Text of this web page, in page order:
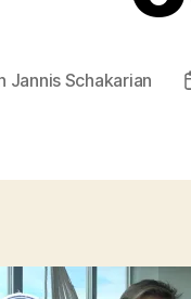
Jannis Schakarian